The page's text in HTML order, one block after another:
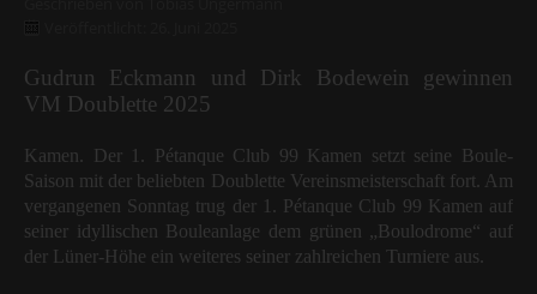
Gudrun Eckmann und Dirk Bodewein gewinnen
VM Doublette 2025
Kamen. Der 1. Pétanque Club 99 Kamen setzt seine Boule-
Saison mit der beliebten Doublette Vereinsmeisterschaft fort. Am
vergangenen Sonntag trug der 1. Pétanque Club 99 Kamen auf
seiner idyllischen Bouleanlage dem grünen „Boulodrome“ auf
der Lüner-Höhe ein weiteres seiner zahlreichen Turniere aus.